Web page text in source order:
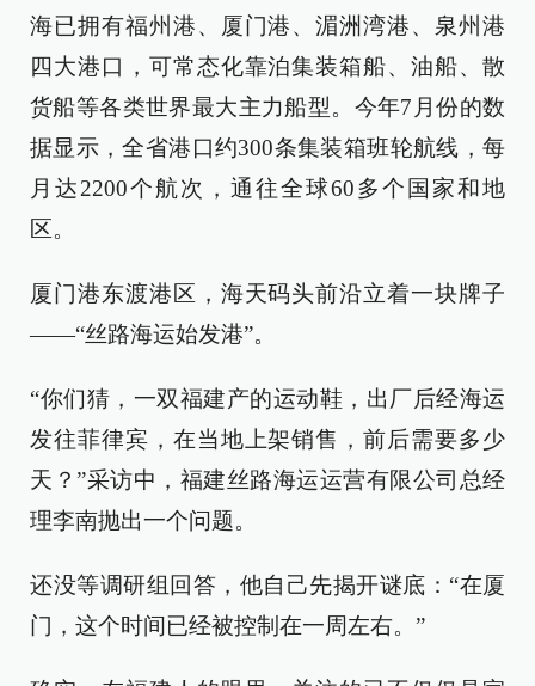
海已拥有福州港、厦门港、湄洲湾港、泉州港
四大港口，可常态化靠泊集装箱船、油船、散
货船等各类世界最大主力船型。今年7月份的数
据显示，全省港口约300条集装箱班轮航线，每
月达2200个航次，通往全球60多个国家和地
区。
厦门港东渡港区，海天码头前沿立着一块牌子
——“丝路海运始发港”。
“你们猜，一双福建产的运动鞋，出厂后经海运
发往菲律宾，在当地上架销售，前后需要多少
天？”采访中，福建丝路海运运营有限公司总经
理李南抛出一个问题。
还没等调研组回答，他自己先揭开谜底：“在厦
门，这个时间已经被控制在一周左右。”